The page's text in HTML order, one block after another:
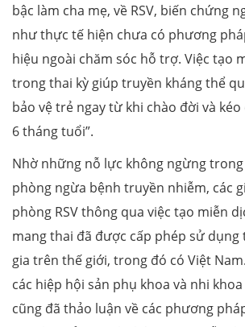
bậc làm cha mẹ, về RSV, biến chứng
như thực tế hiện chưa có phương
hiệu ngoài chăm sóc hỗ trợ. Việc tạo
trong thai kỳ giúp truyền kháng thể
bảo vệ trẻ ngay từ khi chào đời và
6 tháng tuổi”.
Nhờ những nỗ lực không ngừng
phòng ngừa bệnh truyền nhiễm, các
phòng RSV thông qua việc tạo miễn
mang thai đã được cấp phép sử dụng
gia trên thế giới, trong đó có Việt
các hiệp hội sản phụ khoa và nhi
cũng đã thảo luận về các phương